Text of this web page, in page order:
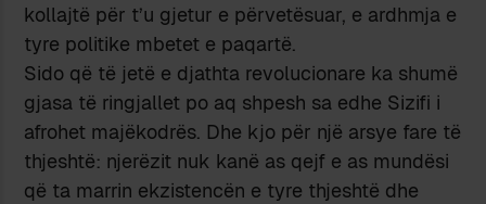
kollajtë për t’u gjetur e përvetësuar, e ardhmja e
tyre politike mbetet e paqartë.
Sido që të jetë e djathta revolucionare ka shumë
gjasa të ringjallet po aq shpesh sa edhe Sizifi i
afrohet majëkodrës. Dhe kjo për një arsye fare të
thjeshtë: njerëzit nuk kanë as qejf e as mundësi
që ta marrin ekzistencën e tyre thjeshtë dhe